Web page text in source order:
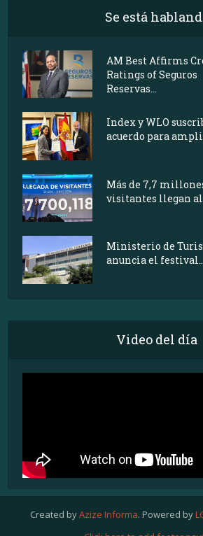
Se está
AM Best Affirms
Ratings of Seguros
Reservas...
Index y WLO
acuerdo para
Más de 7,7
visitantes llegan al
Ministerio de
anuncia el
Video del día
Created byAzize Informa. Powered by